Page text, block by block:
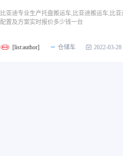
比亚迪专业生产托盘搬运车,比亚迪搬运车,比
配置及方案实时报价多少钱一台
[list:author] 仓储车 2022-03-28